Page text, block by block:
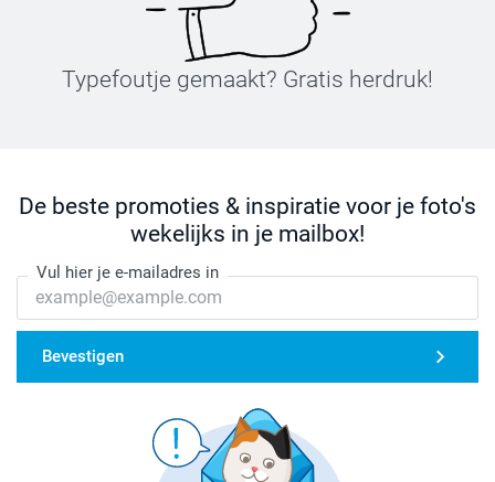
Typefoutje gemaakt? Gratis herdruk!
De beste promoties & inspiratie voor je foto's
wekelijks in je mailbox!
Vul hier je e-mailadres in
Bevestigen